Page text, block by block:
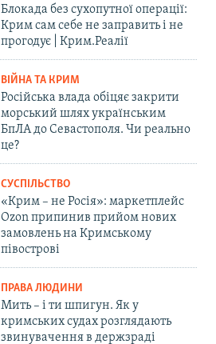
Блокада без сухопутної операції:
Крим сам себе не заправить і не
прогодує | Крим.Реалії
ВІЙНА ТА КРИМ
Російська влада обіцяє закрити
морський шлях українським
БпЛА до Севастополя. Чи реально
це?
СУСПІЛЬСТВО
«Крим – не Росія»: маркетплейс
Ozon припинив прийом нових
замовлень на Кримському
півострові
ПРАВА ЛЮДИНИ
Мить – і ти шпигун. Як у
кримських судах розглядають
звинувачення в держзраді